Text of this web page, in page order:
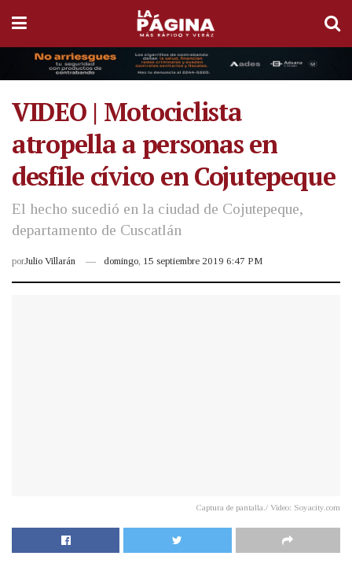
VIDEO | Motociclista
atropella a personas en
desfile cívico en Cojutepeque
El hecho sucedió en la ciudad de Cojutepeque,
departamento de Cuscatlán
porJulio Villarán domingo, 15 septiembre 2019 6:47 PM
Captura de pantalla./ Video: Soyacity.com